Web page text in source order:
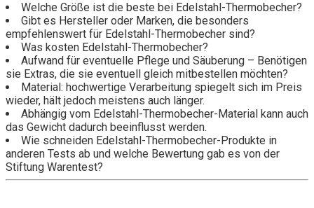
Welche Größe ist die beste bei Edelstahl-Thermobecher?
Gibt es Hersteller oder Marken, die besonders
empfehlenswert für Edelstahl-Thermobecher sind?
Was kosten Edelstahl-Thermobecher?
Aufwand für eventuelle Pflege und Säuberung – Benötigen
sie Extras, die sie eventuell gleich mitbestellen möchten?
Material: hochwertige Verarbeitung spiegelt sich im Preis
wieder, hält jedoch meistens auch länger.
Abhängig vom Edelstahl-Thermobecher-Material kann auch
das Gewicht dadurch beeinflusst werden.
Wie schneiden Edelstahl-Thermobecher-Produkte in
anderen Tests ab und welche Bewertung gab es von der
Stiftung Warentest?